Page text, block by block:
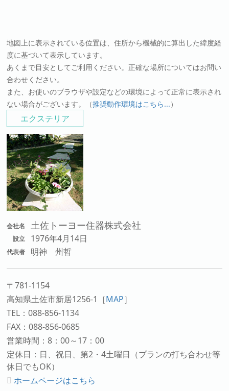
エクステリア
会社名 土佐トーヨー住器株式会社
設立 1976年4月14日
代表者 明神 州哲
〒781-1154
高知県土佐市新居1256-1 ［MAP］
TEL：088-856-1134
FAX：088-856-0685
営業時間：8：00～17：00
定休日：日、祝日、第2・4土曜日（プランの打ち合わせ等
休日でもOK）
ホームページはこちら
地図上に表示されている位置は、住所から機械的に算出した緯度経
度に基づいて表示しています。
あくまで目安としてご利用ください。正確な場所についてはお問い
合わせください。
また、お使いのブラウザや設定などの環境によって正常に表示され
ない場合がございます。（推奨動作環境はこちら...）